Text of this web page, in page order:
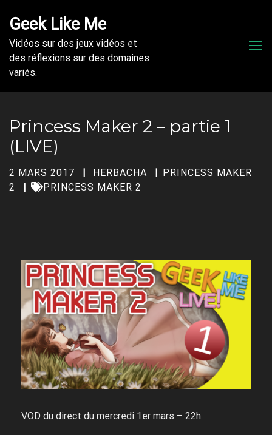
Geek Like Me
Vidéos sur des jeux vidéos et
des réflexions sur des domaines
variés.
Princess Maker 2 – partie 1
(LIVE)
2 MARS 2017 HERBACHA
PRINCESS MAKER
2
PRINCESS MAKER 2
VOD du direct du mercredi 1er mars – 22h.